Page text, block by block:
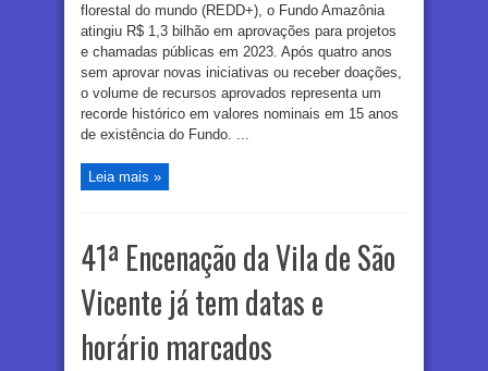
florestal do mundo (REDD+), o Fundo Amazônia
atingiu R$ 1,3 bilhão em aprovações para projetos
e chamadas públicas em 2023. Após quatro anos
sem aprovar novas iniciativas ou receber doações,
o volume de recursos aprovados representa um
recorde histórico em valores nominais em 15 anos
de existência do Fundo. ...
Leia mais »
41ª Encenação da Vila de São
Vicente já tem datas e
horário marcados